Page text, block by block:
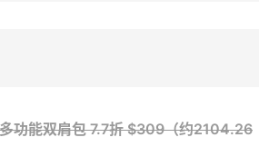
功能双肩包7.7折 $309（约2104.26